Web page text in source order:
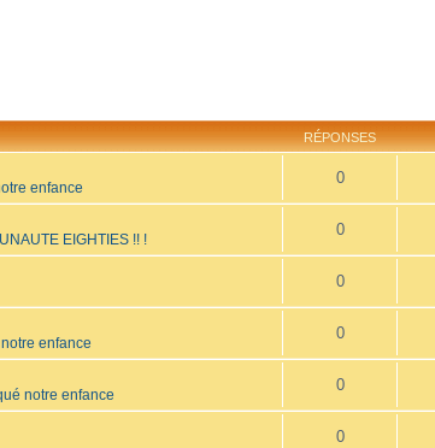
RÉPONSES
enfance
0
EIGHTIES !! !
0
0
enfance
0
notre enfance
0
0